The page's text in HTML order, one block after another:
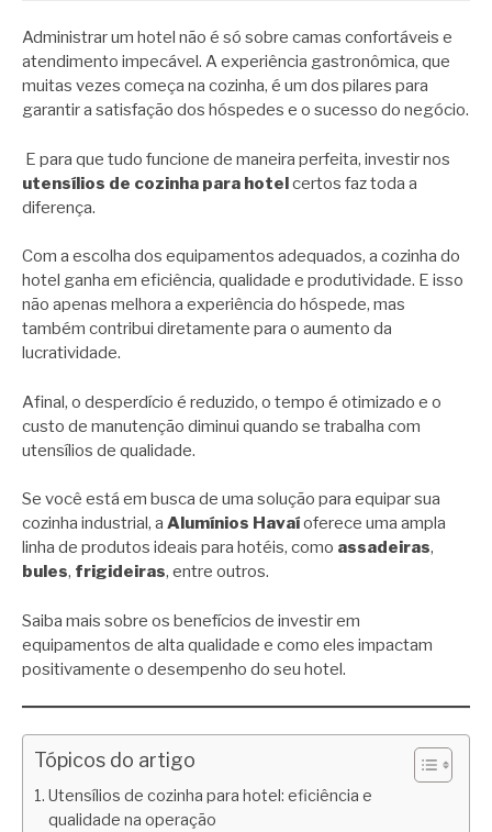
Administrar um hotel não é só sobre camas confortáveis e
atendimento impecável. A experiência gastronômica, que
muitas vezes começa na cozinha, é um dos pilares para
garantir a satisfação dos hóspedes e o sucesso do negócio.
E para que tudo funcione de maneira perfeita, investir nos
utensílios de cozinha para hotelcertos faz toda a
diferença.
Com a escolha dos equipamentos adequados, a cozinha do
hotel ganha em eficiência, qualidade e produtividade. E isso
não apenas melhora a experiência do hóspede, mas
também contribui diretamente para o aumento da
lucratividade.
Afinal, o desperdício é reduzido, o tempo é otimizado e o
custo de manutenção diminui quando se trabalha com
utensílios de qualidade.
Se você está em busca de uma solução para equipar sua
cozinha industrial, a Alumínios Havaíoferece uma ampla
linha de produtos ideais para hotéis, como assadeiras,
bules, frigideiras, entre outros.
Saiba mais sobre os benefícios de investir em
equipamentos de alta qualidade e como eles impactam
positivamente o desempenho do seu hotel.
Tópicos do artigo
Utensílios de cozinha para hotel: eficiência e
qualidade na operação